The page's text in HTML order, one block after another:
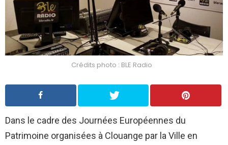
Crédits photo : BLE Radio
Dans le cadre des Journées Européennes du
Patrimoine organisées à Clouange par la Ville en